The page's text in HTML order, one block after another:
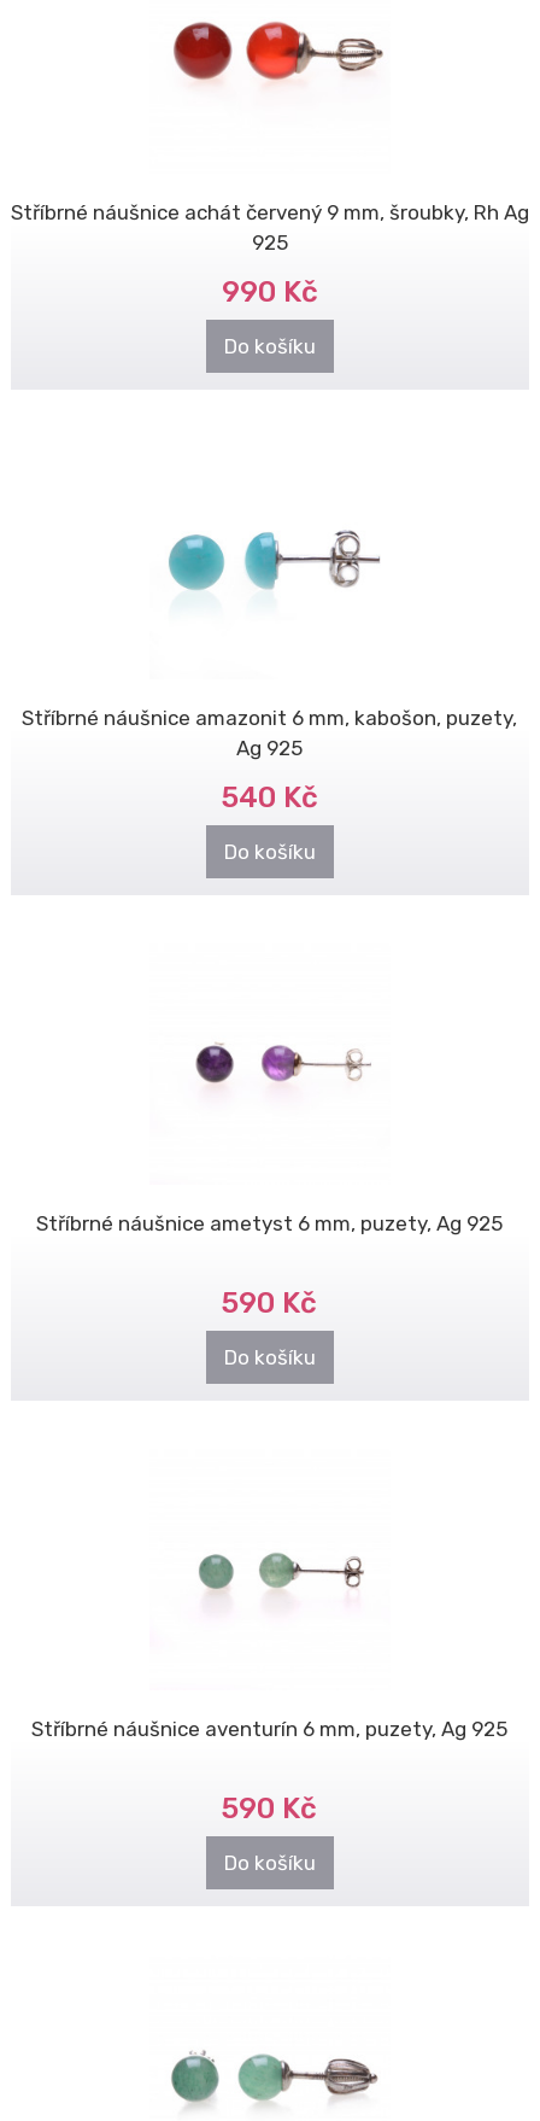
Stříbrné náušnice achát červený 9 mm, šroubky, Rh Ag
925
990 Kč
Do košíku
Stříbrné náušnice amazonit 6 mm, kabošon, puzety,
Ag 925
540 Kč
Do košíku
Stříbrné náušnice ametyst 6 mm, puzety, Ag 925
590 Kč
Do košíku
Stříbrné náušnice aventurín 6 mm, puzety, Ag 925
590 Kč
Do košíku